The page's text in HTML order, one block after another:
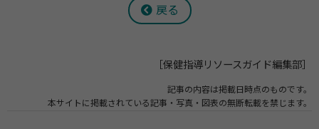
戻る
［保健指導リソースガイド編集部］
記事の内容は掲載日時点のものです。
本サイトに掲載されている記事・写真・図表の無断転載を禁じます。